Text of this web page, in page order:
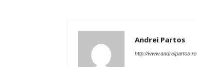
Andrei Partos
http://www.andreipartos.ro